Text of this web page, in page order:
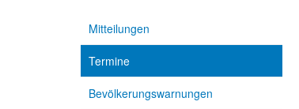
Mitteilungen
Termine
Bevölkerungswarnungen